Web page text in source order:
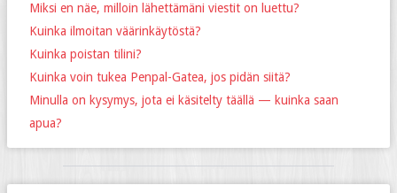
Miksi en näe, milloin lähettämäni viestit on luettu?
Kuinka ilmoitan väärinkäytöstä?
Kuinka poistan tilini?
Kuinka voin tukea Penpal-Gatea, jos pidän siitä?
Minulla on kysymys, jota ei käsitelty täällä — kuinka saan
apua?